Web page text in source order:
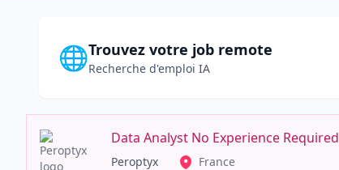
🌐Trouvez votre job remote
Recherche d'emploi IA
Data Analyst No Experience Required
Peroptyx France